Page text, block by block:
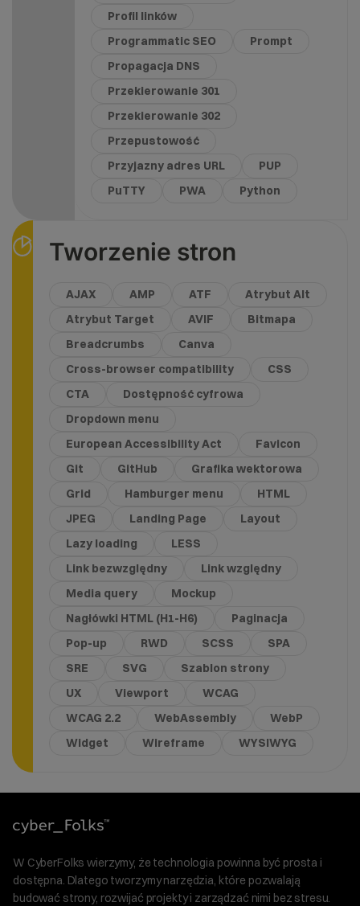
Profil linków
Programmatic SEO
Prompt
Propagacja DNS
Przekierowanie 301
Przekierowanie 302
Przepustowość
Przyjazny adres URL
PUP
PuTTY
PWA Python
Tworzenie stron
AJAX AMP ATF
Atrybut Alt
Atrybut Target
AVIF
Bitmapa
Breadcrumbs
Canva
Cross-browser compatibility
CSS
CTA
Dostępność cyfrowa
Dropdown menu
European Accessibility Act
Favicon
Git
GitHub
Grafika wektorowa
Grid
Hamburger menu
HTML
JPEG
Landing Page
Layout
Lazy loading
LESS
Link bezwzględny
Link względny
Media query
Mockup
Nagłówki HTML (H1-H6)
Paginacja
Pop-up
RWD SCSS
SPA
SRE
SVG
Szablon strony
UX
Viewport
WCAG
WCAG 2.2
WebAssembly
WebP
Widget
Wireframe WYSIWYG
W CyberFolks wierzymy, że technologia powinna być prosta i
dostępna. Dlatego tworzymy narzędzia, które pozwalają
budować strony, rozwijać projekty i zarządzać nimi bez stresu.